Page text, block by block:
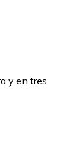
y en tres